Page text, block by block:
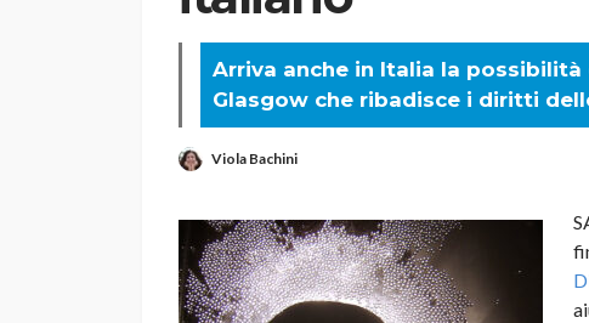
Arriva anche in Italia la
Glasgow che ribadisce i diritti
Viola Bachini